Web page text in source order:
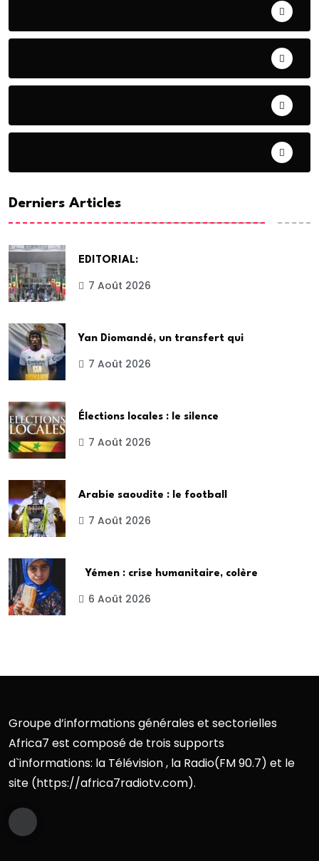
Derniers Articles
EDITORIAL:
7 Août 2026
Yan Diomandé, un transfert qui
7 Août 2026
Élections locales : le silence
7 Août 2026
Arabie saoudite : le football
7 Août 2026
Yémen : crise humanitaire, colère
6 Août 2026
Groupe d’informations générales et sectorielles
Africa7 est composé de trois supports
d`informations: la Télévision , la Radio(FM 90.7) et le
site (https://africa7radiotv.com).